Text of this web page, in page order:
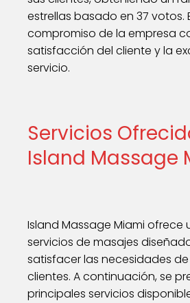
estrellas basado en 37 votos.
compromiso de la empresa
satisfacción del cliente y la
servicio.
Servicios
Island Massage
Island Massage Miami ofrece
servicios de masajes
satisfacer las necesidades
clientes. A continuación, se
principales servicios